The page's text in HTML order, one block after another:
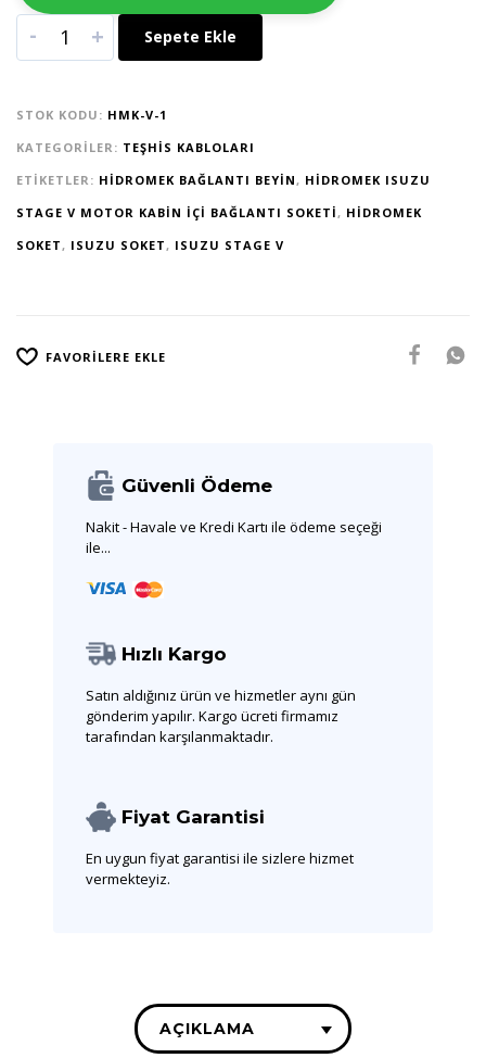
- + Sepete Ekle
STOK KODU: HMK-V-1
KATEGORILER: TEŞHIS KABLOLARI
ETIKETLER: HIDROMEK BAĞLANTI BEYIN, HIDROMEK ISUZU
STAGE V MOTOR KABIN İÇI BAĞLANTI SOKETI, HIDROMEK
SOKET, ISUZU SOKET, ISUZU STAGE V
FAVORILERE EKLE
Güvenli Ödeme
Nakit - Havale ve Kredi Kartı ile ödeme seçeği
ile...
Hızlı Kargo
Satın aldığınız ürün ve hizmetler aynı gün
gönderim yapılır. Kargo ücreti firmamız
tarafından karşılanmaktadır.
Fiyat Garantisi
En uygun fiyat garantisi ile sizlere hizmet
vermekteyiz.
AÇIKLAMA